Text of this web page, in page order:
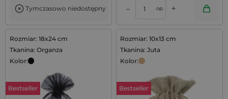
Tymczasowo niedostępny – op. +
Rozmiar: 18x24 cm
Tkanina: Organza
Kolor:
Bestseller
Rozmiar: 10x13 cm
Tkanina: Juta
Kolor:
Bestseller